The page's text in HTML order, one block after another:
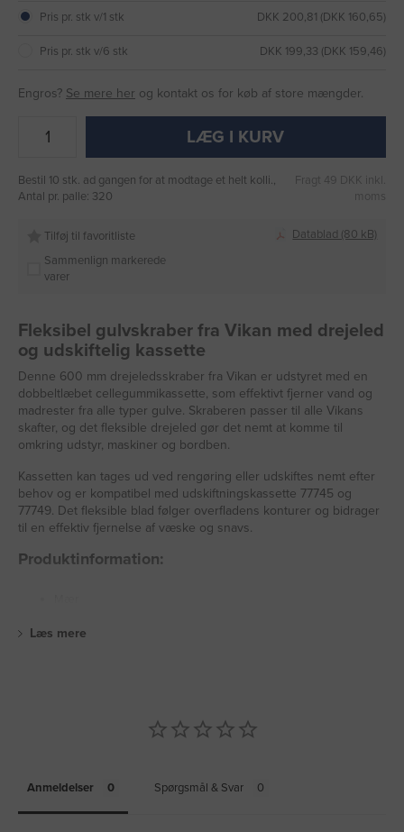
Pris pr. stk v/1 stk DKK 200,81 (DKK 160,65)
Pris pr. stk v/6 stk DKK 199,33 (DKK 159,46)
Engros? Se mere her og kontakt os for køb af store mængder.
LÆG I KURV
Bestil 10 stk. ad gangen for at modtage et helt kolli.,
Antal pr. palle: 320
Fragt 49 DKK inkl.
moms
Tilføj til favoritliste
Sammenlign markerede
varer
Datablad (80 kB)
Fleksibel gulvskraber fra Vikan med drejeled
og udskiftelig kassette
Denne 600 mm drejeledsskraber fra Vikan er udstyret med en
dobbeltlæbet cellegummikassette, som effektivt fjerner vand og
madrester fra alle typer gulve. Skraberen passer til alle Vikans
skafter, og det fleksible drejeled gør det nemt at komme til
omkring udstyr, maskiner og bordben.
Kassetten kan tages ud ved rengøring eller udskiftes nemt efter
behov og er kompatibel med udskiftningskassette 77745 og
77749. Det fleksible blad følger overfladens konturer og bidrager
til en effektiv fjernelse af væske og snavs.
Produktinformation:
Læs mere
Anmeldelser Spørgsmål & Svar